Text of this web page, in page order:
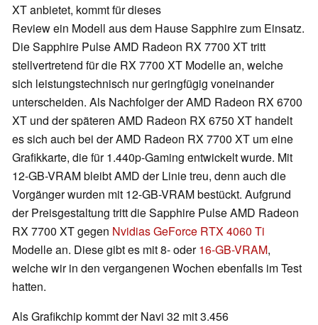
XT anbietet, kommt für dieses
Review ein Modell aus dem Hause Sapphire zum Einsatz.
Die Sapphire Pulse AMD Radeon RX 7700 XT tritt
stellvertretend für die RX 7700 XT Modelle an, welche
sich leistungstechnisch nur geringfügig voneinander
unterscheiden. Als Nachfolger der AMD Radeon RX 6700
XT und der späteren AMD Radeon RX 6750 XT handelt
es sich auch bei der AMD Radeon RX 7700 XT um eine
Grafikkarte, die für 1.440p-Gaming entwickelt wurde. Mit
12-GB-VRAM bleibt AMD der Linie treu, denn auch die
Vorgänger wurden mit 12-GB-VRAM bestückt. Aufgrund
der Preisgestaltung tritt die Sapphire Pulse AMD Radeon
RX 7700 XT gegen Nvidias GeForce RTX 4060 Ti
Modelle an. Diese gibt es mit 8- oder16-GB-VRAM,
welche wir in den vergangenen Wochen ebenfalls im Test
hatten.
Als Grafikchip kommt der Navi 32 mit 3.456